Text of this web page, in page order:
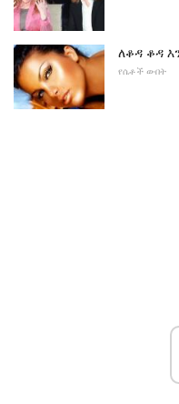
ለቆዳ ቆዳ
የሴቶች ውበት